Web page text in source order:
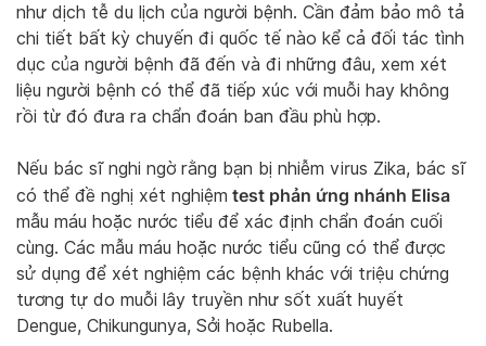
như dịch tễ du lịch của người bệnh. Cần đảm bảo mô tả
chi tiết bất kỳ chuyến đi quốc tế nào kể cả đối tác tình
dục của người bệnh đã đến và đi những đâu, xem xét
liệu người bệnh có thể đã tiếp xúc với muỗi hay không
rồi từ đó đưa ra chẩn đoán ban đầu phù hợp.
Nếu bác sĩ nghi ngờ rằng bạn bị nhiễm virus Zika, bác sĩ
có thể đề nghị xét nghiệm test phản ứng nhánh Elisa
mẫu máu hoặc nước tiểu để xác định chẩn đoán cuối
cùng. Các mẫu máu hoặc nước tiểu cũng có thể được
sử dụng để xét nghiệm các bệnh khác với triệu chứng
tương tự do muỗi lây truyền như sốt xuất huyết
Dengue, Chikungunya, Sởi hoặc Rubella.